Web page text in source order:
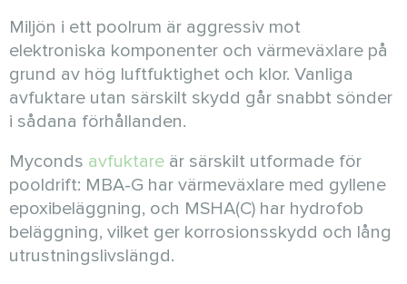
Miljön i ett poolrum är aggressiv mot
elektroniska komponenter och värmeväxlare på
grund av hög luftfuktighet och klor. Vanliga
avfuktare utan särskilt skydd går snabbt sönder
i sådana förhållanden.
Myconds avfuktare är särskilt utformade för
pooldrift: MBA-G har värmeväxlare med gyllene
epoxibeläggning, och MSHA(C) har hydrofob
beläggning, vilket ger korrosionsskydd och lång
utrustningslivslängd.